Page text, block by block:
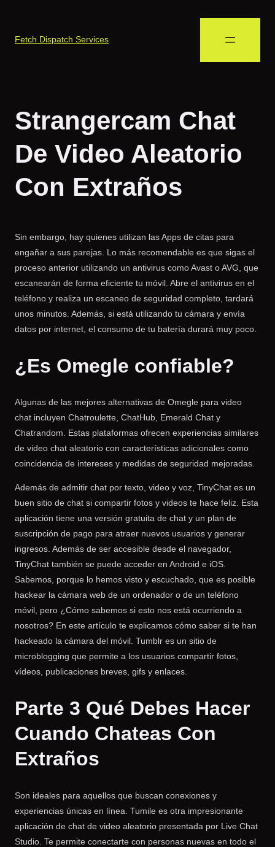
Fetch Dispatch Services
Strangercam Chat
De Video Aleatorio
Con Extraños
Sin embargo, hay quienes utilizan las Apps de citas para
engañar a sus parejas. Lo más recomendable es que sigas el
proceso anterior utilizando un antivirus como Avast o AVG, que
escanearán de forma eficiente tu móvil. Abre el antivirus en el
teléfono y realiza un escaneo de seguridad completo, tardará
unos minutos. Además, si está utilizando tu cámara y envía
datos por internet, el consumo de tu batería durará muy poco.
¿Es Omegle confiable?
Algunas de las mejores alternativas de Omegle para video
chat incluyen Chatroulette, ChatHub, Emerald Chat y
Chatrandom. Estas plataformas ofrecen experiencias similares
de video chat aleatorio con características adicionales como
coincidencia de intereses y medidas de seguridad mejoradas.
Además de admitir chat por texto, video y voz, TinyChat es un
buen sitio de chat si compartir fotos y videos te hace feliz. Esta
aplicación tiene una versión gratuita de chat y un plan de
suscripción de pago para atraer nuevos usuarios y generar
ingresos. Además de ser accesible desde el navegador,
TinyChat también se puede acceder en Android e iOS.
Sabemos, porque lo hemos visto y escuchado, que es posible
hackear la cámara web de un ordenador o de un teléfono
móvil, pero ¿Cómo sabemos si esto nos está ocurriendo a
nosotros? En este artículo te explicamos cómo saber si te han
hackeado la cámara del móvil. Tumblr es un sitio de
microblogging que permite a los usuarios compartir fotos,
vídeos, publicaciones breves, gifs y enlaces.
Parte 3 Qué Debes Hacer
Cuando Chateas Con
Extraños
Son ideales para aquellos que buscan conexiones y
experiencias únicas en línea. Tumile es otra impresionante
aplicación de chat de video aleatorio presentada por Live Chat
Studio. Te permite conectarte con personas nuevas en todo el